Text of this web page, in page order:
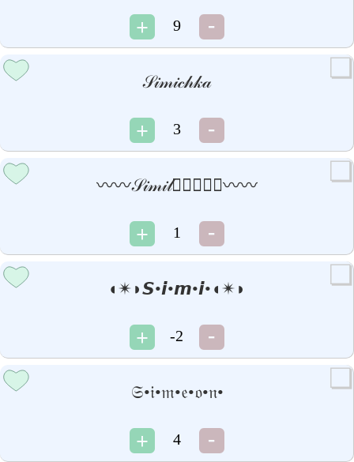
9
𝒮𝒾𝓂𝒾𝒸𝒽𝓀𝒶
3
〰〰𝒮𝒾𝓂𝒾𝓁𝒺𝒸𝒽𝓀𝒶〰〰
1
◖✴◗𝙎•𝙞•𝙢•𝙞•◖✴◗
-2
𝔖•𝔦•𝔪•𝔢•𝔬•𝔫•
4